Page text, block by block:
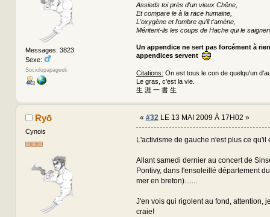
Messages: 3823
Sexe:
Sociolopapageek
Assieds toi près d'un vieux Chêne,
Et compare le à la race humaine,
L'oxygène et l'ombre qu'il t'amène,
Méritent-ils les coups de Hache qui le
Un appendice ne sert pas forcément à
appendices servent
Citations: On est tous le con de quelqu'un
Le gras, c'est la vie.
生 涯 一 書 生
Ryō
Cynois
« #32LE 13 MAI 2009 À 17H02 »
L'activisme de gauche n'est plus ce qu'il
Allant samedi dernier au concert de
Pontivy, dans l'ensoleillé département
mer en breton).......
J'en vois qui rigolent au fond, attention,
craie!